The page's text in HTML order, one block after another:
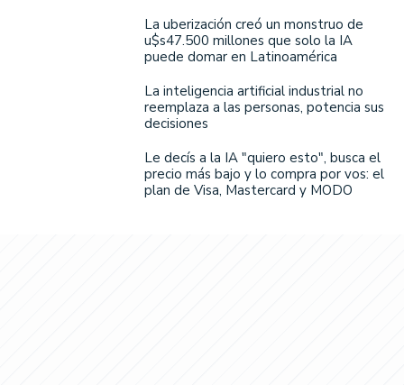
La uberización creó un monstruo de
u$s47.500 millones que solo la IA
puede domar en Latinoamérica
La inteligencia artificial industrial no
reemplaza a las personas, potencia sus
decisiones
Le decís a la IA "quiero esto", busca el
precio más bajo y lo compra por vos: el
plan de Visa, Mastercard y MODO